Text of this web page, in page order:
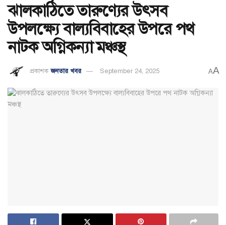
ঝালকাঠিতে তারুণ্যের উৎসব
উপলক্ষ্যে বাল্যবিবাহের উপরে পথ
নাটক অগ্নিকন্যা মঞ্চস্থ
প্রকাশক জনতার খবর September 24, 2025 AA